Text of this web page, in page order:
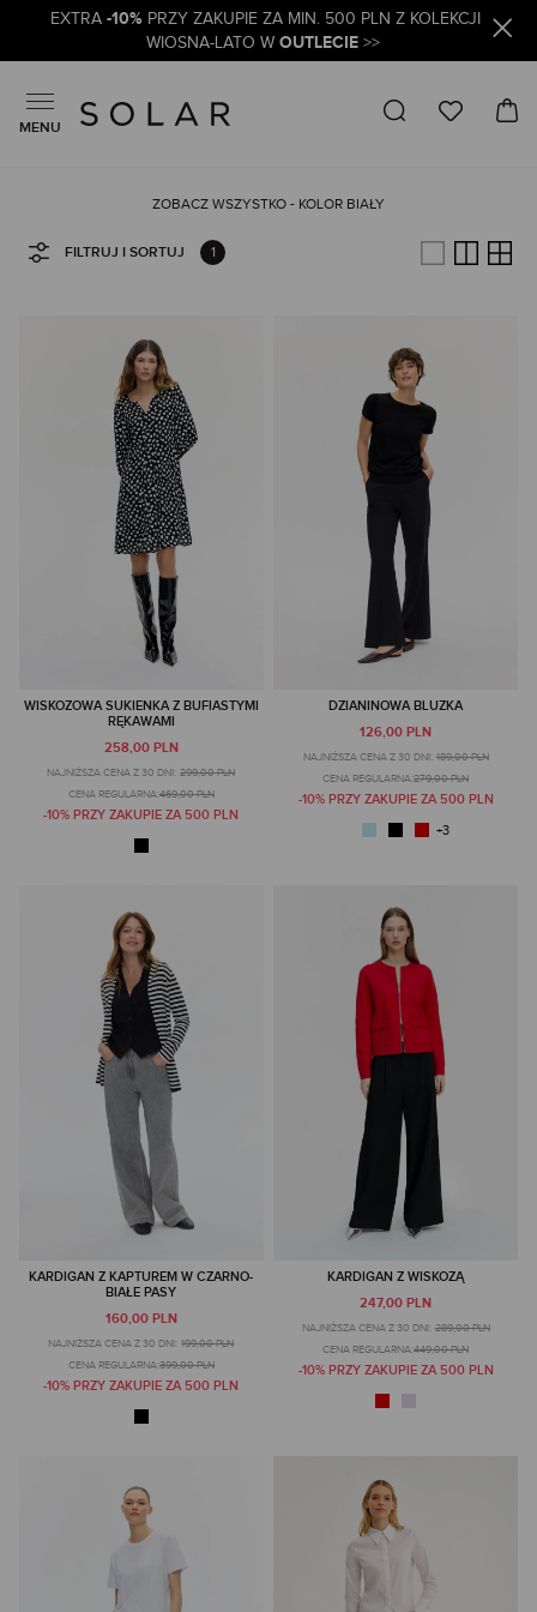
EXTRA -10% PRZY ZAKUPIE ZA MIN. 500 PLN Z KOLEKCJI
WIOSNA-LATO W OUTLECIE>>
MENU
ZOBACZ WSZYSTKO - KOLOR BIAŁY
FILTRUJ I SORTUJ 1
WISKOZOWA SUKIENKA Z BUFIASTYMI
RĘKAWAMI
258,00 PLN
NAJNIŻSZA CENA Z 30 DNI: 299,00 PLN
CENA REGULARNA:469,00 PLN
-10% PRZY ZAKUPIE ZA 500 PLN
DZIANINOWA BLUZKA
126,00 PLN
NAJNIŻSZA CENA Z 30 DNI: 189,00 PLN
CENA REGULARNA:279,00 PLN
-10% PRZY ZAKUPIE ZA 500 PLN
KARDIGAN Z KAPTUREM W CZARNO-
BIAŁE PASY
160,00 PLN
NAJNIŻSZA CENA Z 30 DNI: 199,00 PLN
CENA REGULARNA:399,00 PLN
-10% PRZY ZAKUPIE ZA 500 PLN
KARDIGAN Z WISKOZĄ
247,00 PLN
NAJNIŻSZA CENA Z 30 DNI: 289,00 PLN
CENA REGULARNA:449,00 PLN
-10% PRZY ZAKUPIE ZA 500 PLN